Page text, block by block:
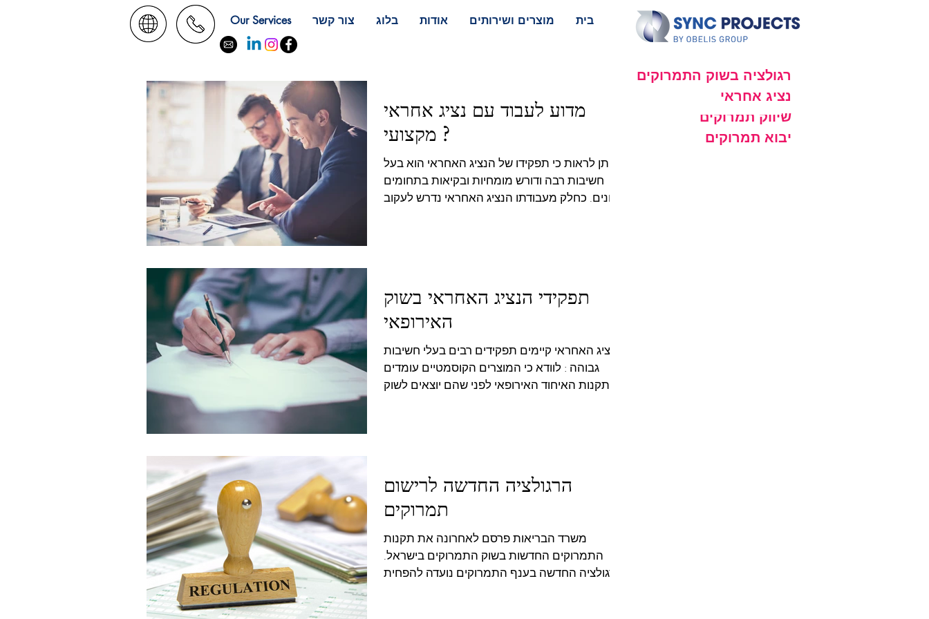
Our Services צור קשר בלוג אודות מוצרים ושירותים בית
מדוע לעבוד עם נציג אחראי
מקצועי ?
ניתן לראות כי תפקידו של הנציג האחראי הוא בעל
חשיבות רבה ודורש מומחיות ובקיאות בתחומים
שונים. כחלק מעבודתו הנציג האחראי נדרש לעקוב
תפקידי הנציג האחראי בשוק
האירופאי
לנציג האחראי קיימים תפקידים רבים בעלי חשיבות
גבוהה : לוודא כי המוצרים הקוסמטיים עומדים
הרגולציה החדשה לרישום
תמרוקים
משרד הבריאות פרסם לאחרונה את תקנות
התמרוקים החדשות בשוק התמרוקים בישראל.
הרגולציה החדשה בענף התמרוקים נועדה להפחית
רגולציה בשוק התמרוקים
נציג אחראי
שיווק תמרוקים
יבוא תמרוקים